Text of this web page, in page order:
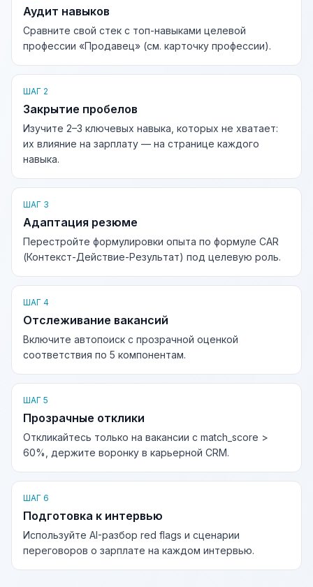
Аудит навыков
Сравните свой стек с топ-навыками целевой
профессии «Продавец» (см. карточку профессии).
ШАГ 2
Закрытие пробелов
Изучите 2–3 ключевых навыка, которых не хватает:
их влияние на зарплату — на странице каждого
навыка.
ШАГ 3
Адаптация резюме
Перестройте формулировки опыта по формуле CAR
(Контекст-Действие-Результат) под целевую роль.
ШАГ 4
Отслеживание вакансий
Включите автопоиск с прозрачной оценкой
соответствия по 5 компонентам.
ШАГ 5
Прозрачные отклики
Откликайтесь только на вакансии с match_score >
60%, держите воронку в карьерной CRM.
ШАГ 6
Подготовка к интервью
Используйте AI-разбор red flags и сценарии
переговоров о зарплате на каждом интервью.